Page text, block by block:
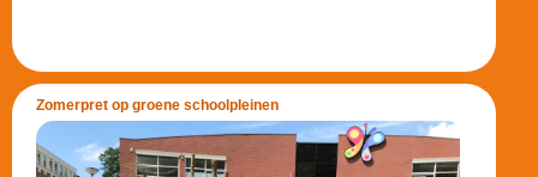
Zomerpret op groene schoolpleinen